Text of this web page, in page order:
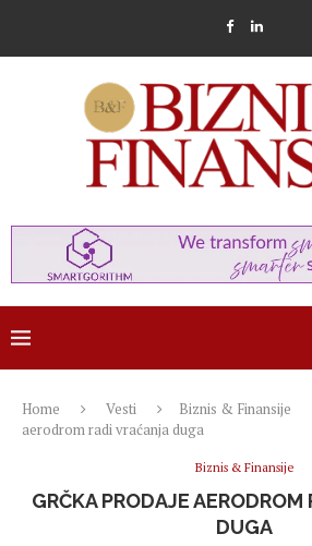
Home Vesti Biznis & Finansije
aerodrom radi vraćanja duga
Biznis & Finansije
GRČKA PRODAJE AERODROM
DUGA